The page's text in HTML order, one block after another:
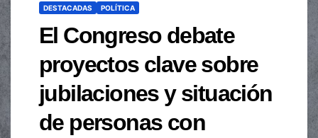
DESTACADAS POLÍTICA
El Congreso debate
proyectos clave sobre
jubilaciones y situación
de personas con